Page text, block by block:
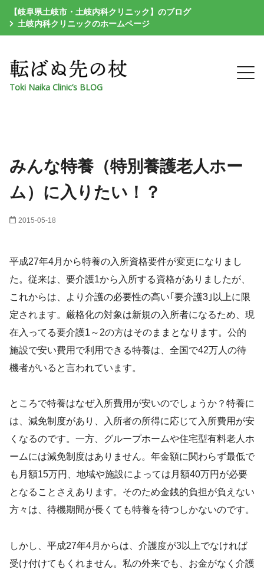
【岐阜県土岐市・土岐内科クリニック】のブログ
土岐内科クリニックのホームページ
Toki Naika Clinic’s BLOG
みんな特養（特別養護老人ホー
ム）に入りたい！？
2015-05-18
平成27年4月から特養の入所資格要件が変更になりまし
た。従来は、要介護1から入所する資格がありましたが、
これからは、より介護の必要性の高い｢要介護3｣以上に限
定されます。厳格化の対象は新規の入所者になるため、現
在入ってる要介護1～2の方はそのままとなります。公的
施設で安い費用で利用できる特養は、全国で42万人の待
機者がいると言われています。
ところで特養はなぜ入所費用が安いのでしょうか？特養に
は、減免制度があり、入所者の所得に応じて入所費用が安
くなるのです。一方、グループホームや住宅型有料老人ホ
ームには減免制度はありません。年金額に関わらず最低で
も月額15万円、地域や施設によっては月額40万円が必要
となることさえあります。そのため金銭的負担が負えない
方々は、待機期間が長くても特養を待つしかないのです。
しかし、平成27年4月からは、介護度が3以上でなければ
受け付けてもくれません。私の外来でも、お金がなく介護